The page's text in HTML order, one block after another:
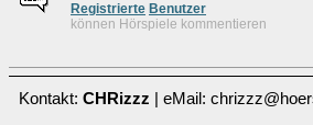
Registrierte Benutzer
können Hörspiele kommentieren
Kontakt: CHRizzz | eMail: